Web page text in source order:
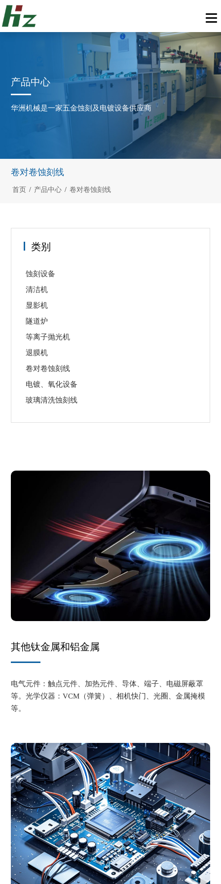
产品中心
华洲机械是一家五金蚀刻及电镀设备供应商
卷对卷蚀刻线
首页 / 产品中心 / 卷对卷蚀刻线
类别
蚀刻设备
清洁机
显影机
隧道炉
等离子抛光机
退膜机
卷对卷蚀刻线
电镀、氧化设备
玻璃清洗蚀刻线
其他钛金属和铝金属
电气元件：触点元件、加热元件、导体、端子、电磁屏蔽罩
等。光学仪器：VCM（弹簧）、相机快门、光圈、金属掩模
等。